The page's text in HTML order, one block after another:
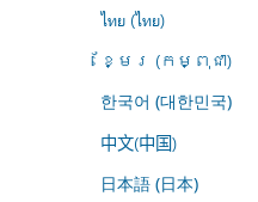
ไทย (ไทย)
ខ្មែរ (កម្ពុជា)
한국어 (대한민국)
中文(中国)
日本語 (日本)